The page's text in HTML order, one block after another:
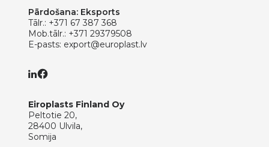
Pārdošana: Eksports
Tālr.: +371 67 387 368
Mob.tālr.: +371 29379508
E-pasts: export@europlast.lv
Eiroplasts Finland Oy
Peltotie 20,
28400 Ulvila,
Somija